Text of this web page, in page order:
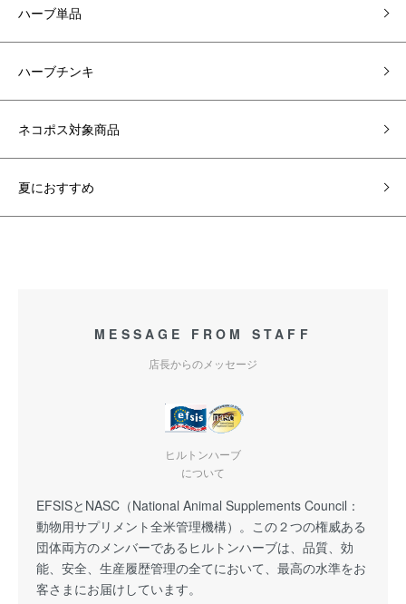
ハーブ単品
ハーブチンキ
ネコポス対象商品
夏におすすめ
MESSAGE FROM STAFF
店長からのメッセージ
ヒルトンハーブ
について
EFSISとNASC（National Animal Supplements Council：
動物用サプリメント全米管理機構）。この２つの権威ある
団体両方のメンバーであるヒルトンハーブは、品質、効
能、安全、生産履歴管理の全てにおいて、最高の水準をお
客さまにお届けしています。